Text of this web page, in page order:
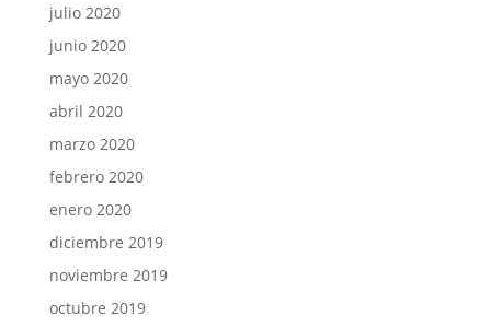
julio 2020
junio 2020
mayo 2020
abril 2020
marzo 2020
febrero 2020
enero 2020
diciembre 2019
noviembre 2019
octubre 2019